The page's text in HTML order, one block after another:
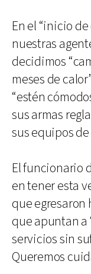
En el “inicio
nuestras
decidimos
meses de
“estén
sus armas
sus equipos
El funcionario
en tener esta
que egresaron
que apuntan a
servicios sin
Queremos